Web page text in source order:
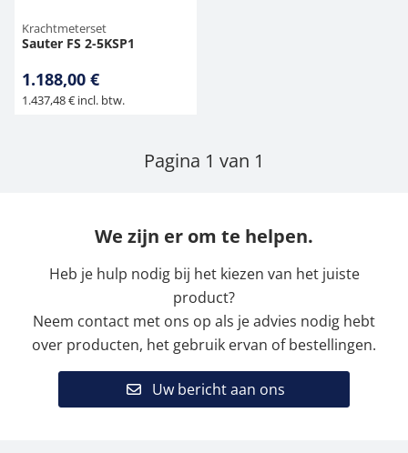
Krachtmeterset
Sauter FS 2-5KSP1
1.188,00 €
1.437,48 € incl. btw.
Pagina 1 van 1
We zijn er om te helpen.
Heb je hulp nodig bij het kiezen van het juiste
product?
Neem contact met ons op als je advies nodig hebt
over producten, het gebruik ervan of bestellingen.
Uw bericht aan ons